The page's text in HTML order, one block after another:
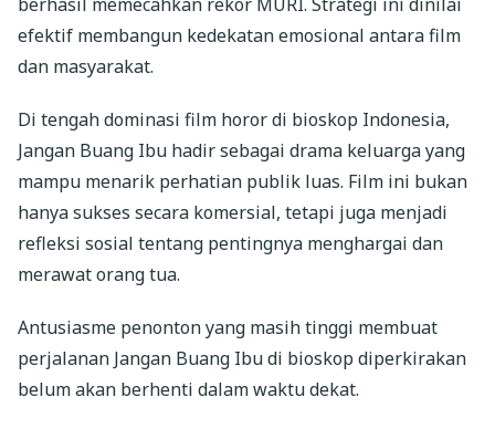
efektif membangun kedekatan emosional antara film
dan masyarakat.
Di tengah dominasi film horor di bioskop Indonesia,
Jangan Buang Ibu hadir sebagai drama keluarga yang
mampu menarik perhatian publik luas. Film ini bukan
hanya sukses secara komersial, tetapi juga menjadi
refleksi sosial tentang pentingnya menghargai dan
merawat orang tua.
Antusiasme penonton yang masih tinggi membuat
perjalanan Jangan Buang Ibu di bioskop diperkirakan
belum akan berhenti dalam waktu dekat.